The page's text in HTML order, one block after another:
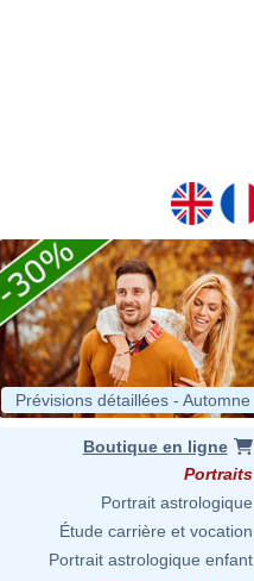
Prévisions détaillées - Automne
Boutique en ligne
Portraits
Portrait astrologique
Étude carrière et vocation
Portrait astrologique enfant